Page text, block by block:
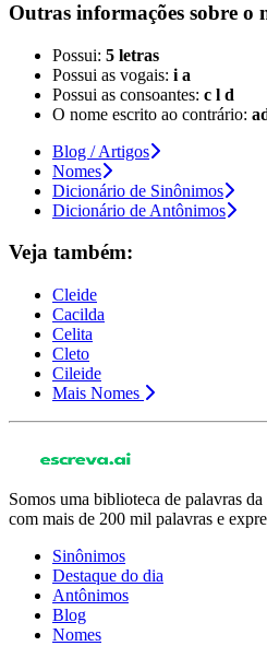
Outras informações sobre o
Possui: 5 letras
Possui as vogais: i a
Possui as consoantes: c l d
O nome escrito ao contrário:
Blog / Artigos
Nomes
Dicionário de Sinônimos
Dicionário de Antônimos
Veja também:
Cleide
Cacilda
Celita
Cleto
Cileide
Mais Nomes
Somos uma biblioteca de palavras
com mais de 200 mil palavras e
Sinônimos
Destaque do dia
Antônimos
Blog
Nomes